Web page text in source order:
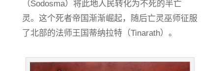
（Sodosma）将此地人民转化为不死的半亡
灵。这个死者帝国渐渐崛起，随后亡灵巫师征服
了北部的法师王国蒂纳拉特（Tinarath）。